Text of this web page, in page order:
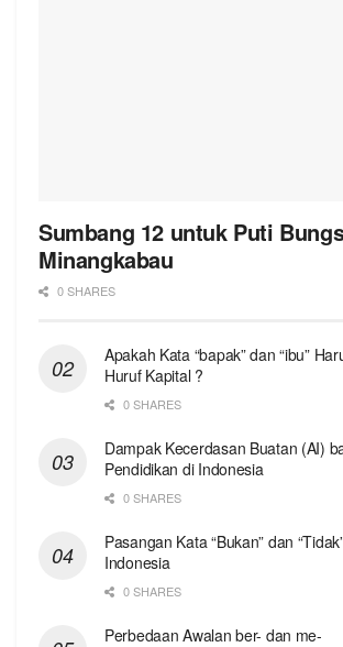
Sumbang 12 untuk Puti
Minangkabau
0 SHARES
Apakah Kata “bapak” dan “ibu”
Huruf Kapital ?
0 SHARES
Dampak Kecerdasan Buatan (AI)
Pendidikan di Indonesia
0 SHARES
Pasangan Kata “Bukan” dan
Indonesia
0 SHARES
Perbedaan Awalan ber- dan me-